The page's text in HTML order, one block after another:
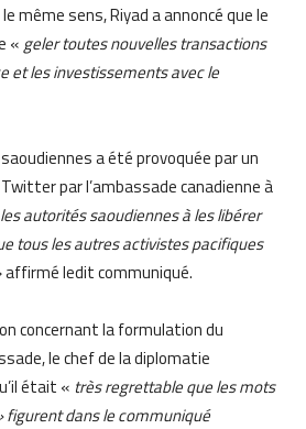
même sens, Riyad a annoncé que le
«geler toutes nouvelles transactions
et les investissements avec le
a été provoquée par un
par l’ambassade canadienne à
autorités saoudiennes à les libérer
tous les autres activistes pacifiques
affirmé ledit communiqué.
concernant la formulation du
le chef de la diplomatie
était « très regrettable que les mots
dans le communiqué